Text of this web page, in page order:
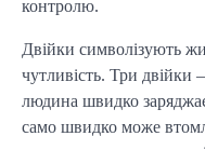
контролю.
Двійки символізують
чутливість. Три
людина швидко
само швидко може